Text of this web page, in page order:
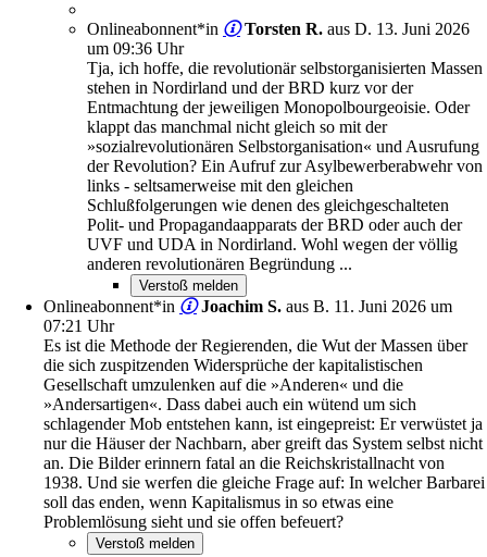
Onlineabonnent*in Torsten R. aus D. 13. Juni 2026
um 09:36 Uhr
Tja, ich hoffe, die revolutionär selbstorganisierten Massen
stehen in Nordirland und der BRD kurz vor der
Entmachtung der jeweiligen Monopolbourgeoisie. Oder
klappt das manchmal nicht gleich so mit der
»sozialrevolutionären Selbstorganisation« und Ausrufung
der Revolution? Ein Aufruf zur Asylbewerberabwehr von
links - seltsamerweise mit den gleichen
Schlußfolgerungen wie denen des gleichgeschalteten
Polit- und Propagandaapparats der BRD oder auch der
UVF und UDA in Nordirland. Wohl wegen der völlig
anderen revolutionären Begründung ...
Onlineabonnent*in Joachim S. aus B. 11. Juni 2026 um
07:21 Uhr
Es ist die Methode der Regierenden, die Wut der Massen über
die sich zuspitzenden Widersprüche der kapitalistischen
Gesellschaft umzulenken auf die »Anderen« und die
»Andersartigen«. Dass dabei auch ein wütend um sich
schlagender Mob entstehen kann, ist eingepreist: Er verwüstet ja
nur die Häuser der Nachbarn, aber greift das System selbst nicht
an. Die Bilder erinnern fatal an die Reichskristallnacht von
1938. Und sie werfen die gleiche Frage auf: In welcher Barbarei
soll das enden, wenn Kapitalismus in so etwas eine
Problemlösung sieht und sie offen befeuert?